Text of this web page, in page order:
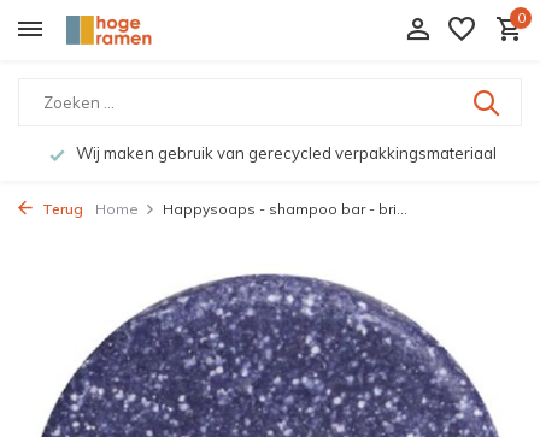
0
Wij maken gebruik van gerecycled verpakkingsmateriaal
Terug Home Happysoaps - shampoo bar - bri...